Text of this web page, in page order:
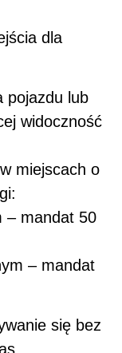
dla
pojazdu lub
widoczność
miejscach o
– mandat 50
– mandat
się bez